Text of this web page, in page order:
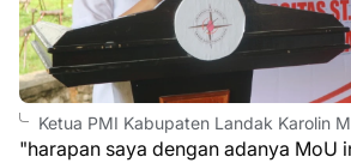
Ketua PMI Kabupaten Landak Karolin
"harapan saya dengan adanya MoU